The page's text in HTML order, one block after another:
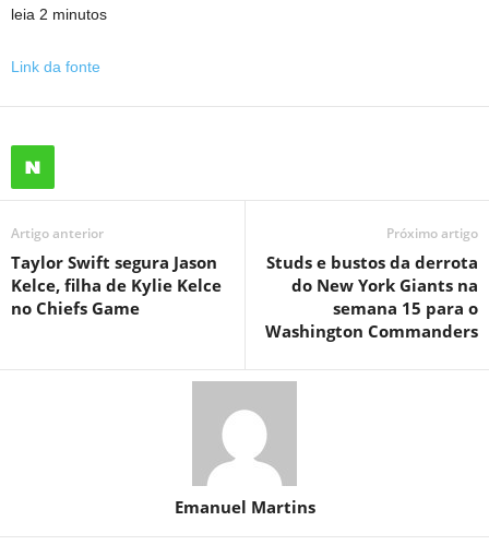
leia 2 minutos
Link da fonte
Artigo anterior
Taylor Swift segura Jason
Kelce, filha de Kylie Kelce
no Chiefs Game
Próximo artigo
Studs e bustos da derrota
do New York Giants na
semana 15 para o
Washington Commanders
Emanuel Martins